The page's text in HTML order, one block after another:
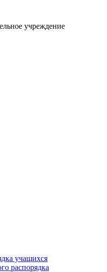
учреждение
учащихся
распорядка